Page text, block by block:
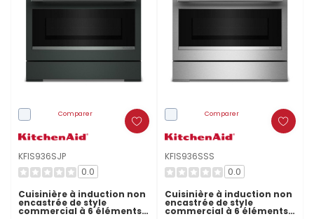
Comparer
KFIS936SJP
0.0
Cuisinière à induction non
encastrée de style
commercial à 6 éléments
Comparer
KFIS936SSS
0.0
Cuisinière à induction non
encastrée de style
commercial à 6 éléments